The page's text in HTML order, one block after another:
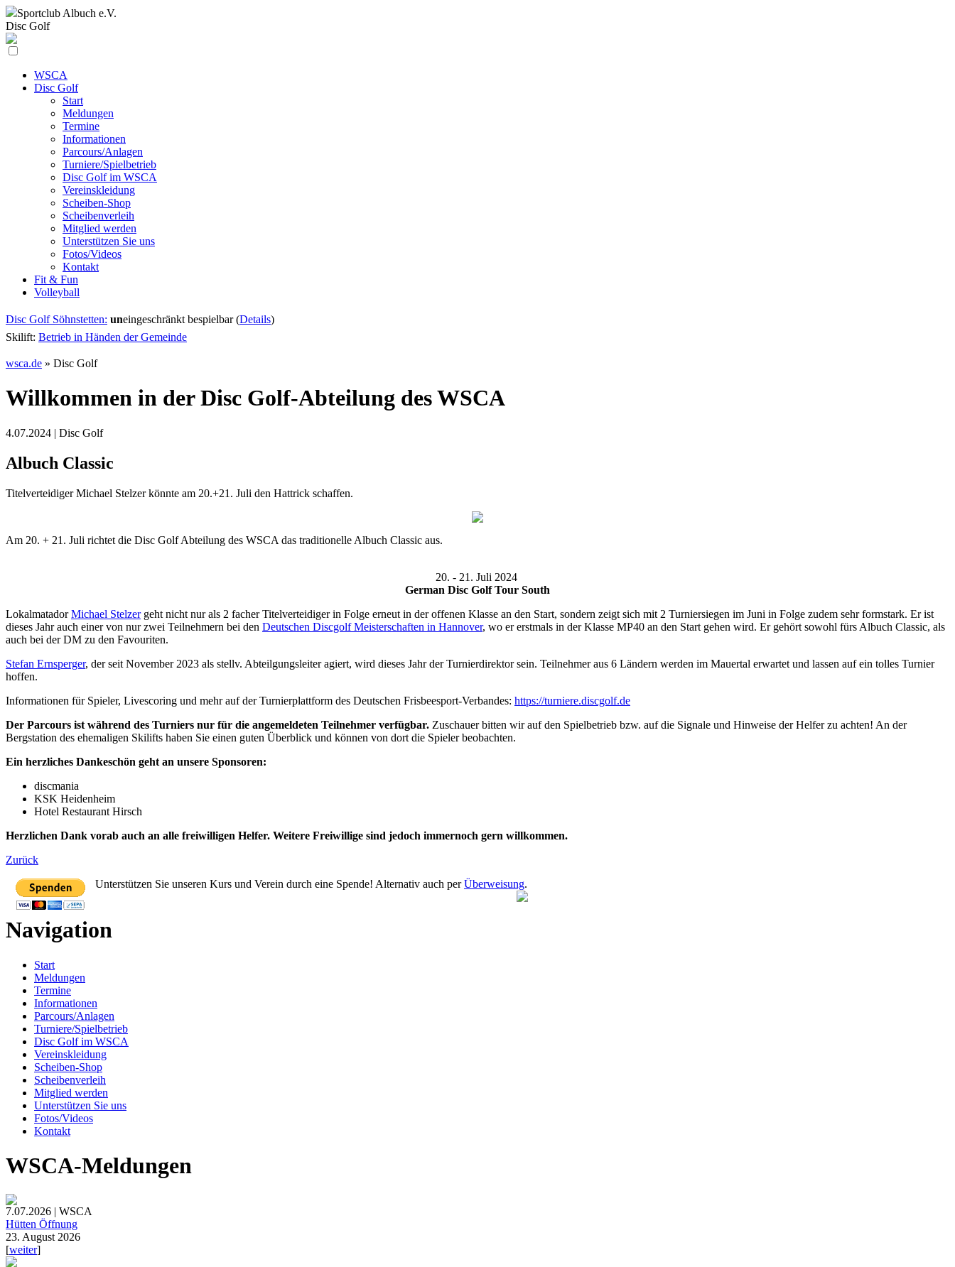
Sportclub Albuch e.V.
Disc Golf
WSCA
Disc Golf
Start
Meldungen
Termine
Informationen
Parcours/Anlagen
Turniere/Spielbetrieb
Disc Golf im WSCA
Vereinskleidung
Scheiben-Shop
Scheibenverleih
Mitglied werden
Unterstützen Sie uns
Fotos/Videos
Kontakt
Fit & Fun
Volleyball
Disc Golf Söhnstetten: uneingeschränkt bespielbar (Details)
Skilift: Betrieb in Händen der Gemeinde
wsca.de » Disc Golf
Willkommen in der Disc Golf-Abteilung des WSCA
4.07.2024 | Disc Golf
Albuch Classic
Titelverteidiger Michael Stelzer könnte am 20.+21. Juli den Hattrick schaffen.
Am 20. + 21. Juli richtet die Disc Golf Abteilung des WSCA das traditionelle Albuch Classic aus.
20. - 21. Juli 2024
German Disc Golf Tour South
LokalmatadorMichael Stelzergeht nicht nur als 2 facher Titelverteidiger in Folge erneut in der offenen Klasse an den Start, sondern zeigt sich mit 2 Turniersiegen im Juni in Folge zudem sehr formstark. Er ist
dieses Jahr auch einer von nur zwei Teilnehmern bei den Deutschen Discgolf Meisterschaften in Hannover, wo er erstmals in der Klasse MP40 an den Start gehen wird. Er gehört sowohl fürs Albuch Classic, als
auch bei der DM zu den Favouriten.
Stefan Ernsperger, der seit November 2023 als stellv. Abteilgungsleiter agiert, wird dieses Jahr der Turnierdirektor sein. Teilnehmer aus 6 Ländern werden im Mauertal erwartet und lassen auf ein tolles Turnier
hoffen.
Informationen für Spieler, Livescoring und mehr auf der Turnierplattform des Deutschen Frisbeesport-Verbandes: https://turniere.discgolf.de
Der Parcours ist während des Turniers nur für die angemeldeten Teilnehmer verfügbar. Zuschauer bitten wir auf den Spielbetrieb bzw. auf die Signale und Hinweise der Helfer zu achten! An der
Bergstation des ehemaligen Skilifts haben Sie einen guten Überblick und können von dort die Spieler beobachten.
Ein herzliches Dankeschön geht an unsere Sponsoren:
discmania
KSK Heidenheim
Hotel Restaurant Hirsch
Herzlichen Dank vorab auch an alle freiwilligen Helfer. Weitere Freiwillige sind jedoch immernoch gern willkommen.
Zurück
Unterstützen Sie unseren Kurs und Verein durch eine Spende! Alternativ auch perÜberweisung.
Navigation
Start
Meldungen
Termine
Informationen
Parcours/Anlagen
Turniere/Spielbetrieb
Disc Golf im WSCA
Vereinskleidung
Scheiben-Shop
Scheibenverleih
Mitglied werden
Unterstützen Sie uns
Fotos/Videos
Kontakt
WSCA-Meldungen
7.07.2026 | WSCA
Hütten Öffnung
23. August 2026
[weiter]